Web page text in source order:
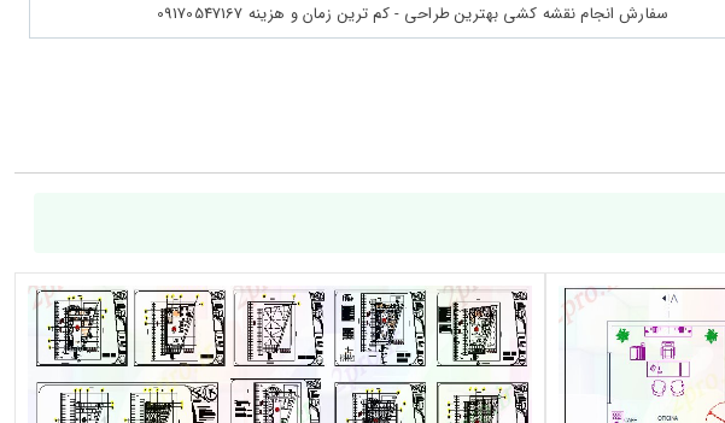
سفارش انجام نقشه کشی بهترین طراحی - کم ترین زمان و هزینه 09170547167